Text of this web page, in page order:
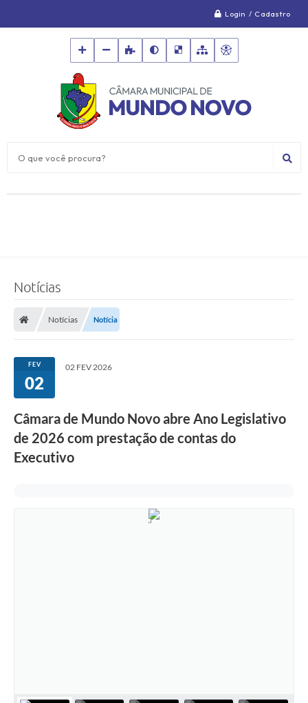
Login / Cadastro
O que você procura?
Notícias
Notícias Notícia
FEV
02
02 FEV 2026
Câmara de Mundo Novo abre Ano Legislativo
de 2026 com prestação de contas do
Executivo